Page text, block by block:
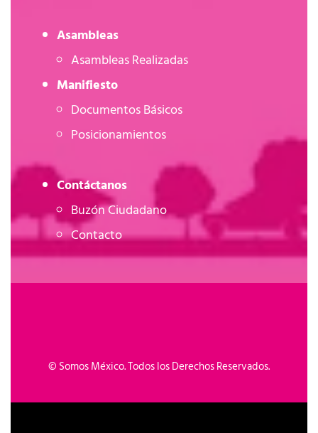
Asambleas
Asambleas Realizadas
Manifiesto
Documentos Básicos
Posicionamientos
Contáctanos
Buzón Ciudadano
Contacto
© Somos México. Todos los Derechos Reservados.